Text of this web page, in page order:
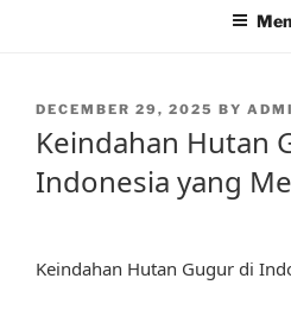
POSTED
DECEMBER 29, 2025 BY
Keindahan Hutan
Indonesia yang
Keindahan Hutan Gugur di